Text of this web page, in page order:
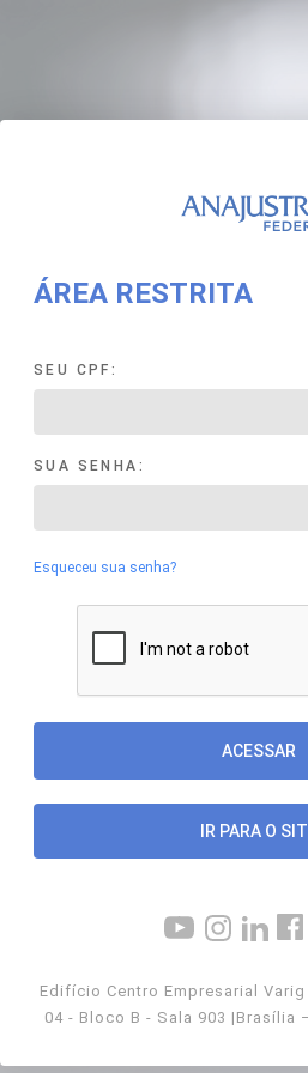
ÁREA RESTRITA
SEU CPF:
SUA SENHA:
Esqueceu sua senha?
IR PARA O
Edifício Centro Empresarial Varig
04 - Bloco B - Sala 903 |Brasília